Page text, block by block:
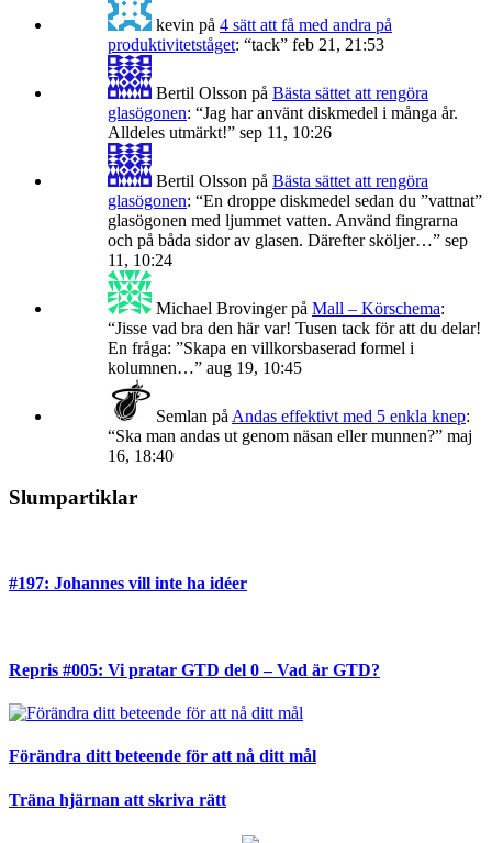
kevin på 4 sätt att få med andra på
produktivitetståget: “tack” feb 21, 21:53
Bertil Olsson på Bästa sättet att rengöra
glasögonen: “Jag har använt diskmedel i många år.
Alldeles utmärkt!” sep 11, 10:26
Bertil Olsson på Bästa sättet att rengöra
glasögonen: “En droppe diskmedel sedan du ”vattnat”
glasögonen med ljummet vatten. Använd fingrarna
och på båda sidor av glasen. Därefter sköljer…” sep
11, 10:24
Michael Brovingerpå Mall – Körschema:
“Jisse vad bra den här var! Tusen tack för att du delar!
En fråga: ”Skapa en villkorsbaserad formel i
kolumnen…” aug 19, 10:45
Semlan på Andas effektivt med 5 enkla knep:
“Ska man andas ut genom näsan eller munnen?” maj
16, 18:40
Slumpartiklar
#197: Johannes vill inte ha idéer
Repris #005: Vi pratar GTD del 0 – Vad är GTD?
Förändra ditt beteende för att nå ditt mål
Träna hjärnan att skriva rätt